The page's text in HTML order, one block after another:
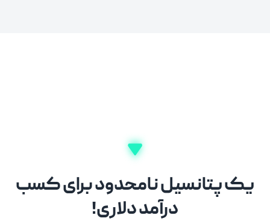
یک پتانسیل نامحدود برای کسب
درآمد دلاری!